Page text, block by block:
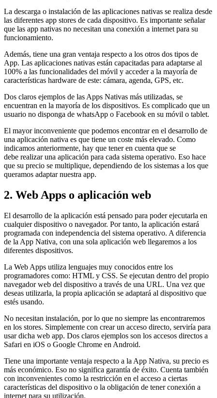
La descarga o instalación de las aplicaciones nativas se realiza desde
las diferentes app stores de cada dispositivo. Es importante señalar
que las app nativas no necesitan una conexión a internet para su
funcionamiento.
Además, tiene una gran ventaja respecto a los otros dos tipos de
App. Las aplicaciones nativas están capacitadas para adaptarse al
100% a las funcionalidades del móvil y acceder a la mayoría de
características hardware de este: cámara, agenda, GPS, etc.
Dos claros ejemplos de las Apps Nativas más utilizadas, se
encuentran en la mayoría de los dispositivos. Es complicado que un
usuario no disponga de whatsApp o Facebook en su móvil o tablet.
El mayor inconveniente que podemos encontrar en el desarrollo de
una aplicación nativa es que tiene un coste más elevado. Como
indicamos anteriormente, hay que tener en cuenta que se
debe realizar una aplicación para cada sistema operativo. Eso hace
que su precio se multiplique, dependiendo de los sistemas a los que
queramos adaptar nuestra app.
2. Web Apps o aplicación web
El desarrollo de la aplicación está pensado para poder ejecutarla en
cualquier dispositivo o navegador. Por tanto, la aplicación estará
programada con independencia del sistema operativo. A diferencia
de la App Nativa, con una sola aplicación web llegaremos a los
diferentes dispositivos.
La Web Apps utiliza lenguajes muy conocidos entre los
programadores como: HTML y CSS. Se ejecutan dentro del propio
navegador web del dispositivo a través de una URL. Una vez que
deseas utilizarla, la propia aplicación se adaptará al dispositivo que
estés usando.
No necesitan instalación, por lo que no siempre las encontraremos
en los stores. Simplemente con crear un acceso directo, serviría para
usar dicha web app. Dos claros ejemplos son los accesos directos a
Safari en iOS o Google Chrome en Android.
Tiene una importante ventaja respecto a la App Nativa, su precio es
más económico. Eso no significa garantía de éxito. Cuenta también
con inconvenientes como la restricción en el acceso a ciertas
características del dispositivo o la obligación de tener conexión a
internet para su utilización.